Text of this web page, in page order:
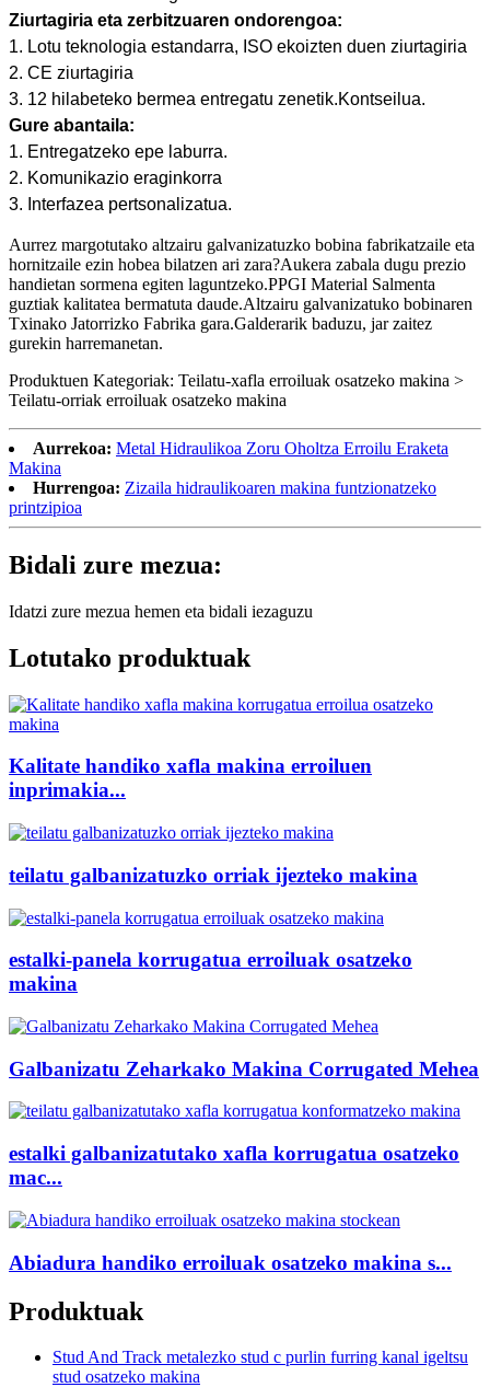
Ziurtagiria eta zerbitzuaren ondorengoa:
1. Lotu teknologia estandarra, ISO ekoizten duen ziurtagiria
2. CE ziurtagiria
3. 12 hilabeteko bermea entregatu zenetik.Kontseilua.
Gure abantaila:
1. Entregatzeko epe laburra.
2. Komunikazio eraginkorra
3. Interfazea pertsonalizatua.
Aurrez margotutako altzairu galvanizatuzko bobina fabrikatzaile eta
hornitzaile ezin hobea bilatzen ari zara?Aukera zabala dugu prezio
handietan sormena egiten laguntzeko.PPGI Material Salmenta
guztiak kalitatea bermatuta daude.Altzairu galvanizatuko bobinaren
Txinako Jatorrizko Fabrika gara.Galderarik baduzu, jar zaitez
gurekin harremanetan.
Produktuen Kategoriak: Teilatu-xafla erroiluak osatzeko makina >
Teilatu-orriak erroiluak osatzeko makina
Aurrekoa: Metal Hidraulikoa Zoru Oholtza Erroilu Eraketa
Makina
Hurrengoa: Zizaila hidraulikoaren makina funtzionatzeko
printzipioa
Bidali zure mezua:
Idatzi zure mezua hemen eta bidali iezaguzu
Lotutako produktuak
Kalitate handiko xafla makina erroiluen
inprimakia...
teilatu galbanizatuzko orriak ijezteko makina
estalki-panela korrugatua erroiluak osatzeko
makina
Galbanizatu Zeharkako Makina Corrugated Mehea
estalki galbanizatutako xafla korrugatua osatzeko
mac...
Abiadura handiko erroiluak osatzeko makina s...
Produktuak
Stud And Track metalezko stud c purlin furring kanal igeltsu
stud osatzeko makina